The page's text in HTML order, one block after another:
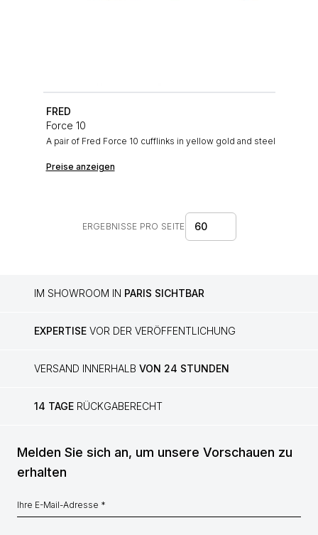
FRED
Force 10
A pair of Fred Force 10 cufflinks in yellow gold and steel
Preise anzeigen
ERGEBNISSE PRO SEITE 60
IM SHOWROOM IN PARIS SICHTBAR
EXPERTISE VOR DER VERÖFFENTLICHUNG
VERSAND INNERHALB VON 24 STUNDEN
14 TAGE RÜCKGABERECHT
Melden Sie sich an, um unsere Vorschauen zu
erhalten